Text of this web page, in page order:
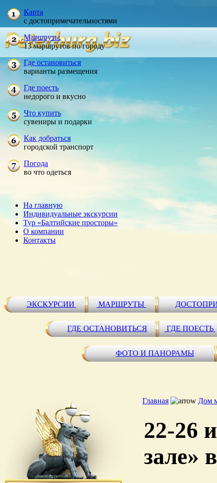
Карта
с достопримечательностями
Маршруты
13 маршрутов по городу
Где остановиться
варианты размещения
Где поесть
недорого и вкусно
Что купить
сувениры и подарки
Как добраться
городской транспорт
Погода
во что одеться
На главную
Индивидуальные экскурсии
Тур «Балтийские просторы»
О компании
Контакты
ЭКСКУРСИИ МАРШРУТЫ
ГДЕ ОСТАНОВИТЬСЯ ГДЕ ПОЕСТЬ
ФОТО И ПАНОРАМЫ
Главная Дом
22-26
зале»